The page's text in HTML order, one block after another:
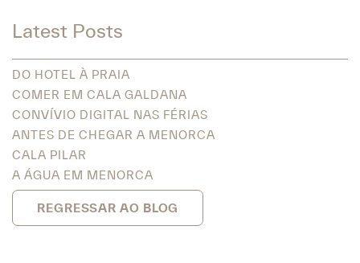
Latest Posts
DO HOTEL À PRAIA
COMER EM CALA GALDANA
CONVÍVIO DIGITAL NAS FÉRIAS
ANTES DE CHEGAR A MENORCA
CALA PILAR
A ÁGUA EM MENORCA
REGRESSAR AO BLOG